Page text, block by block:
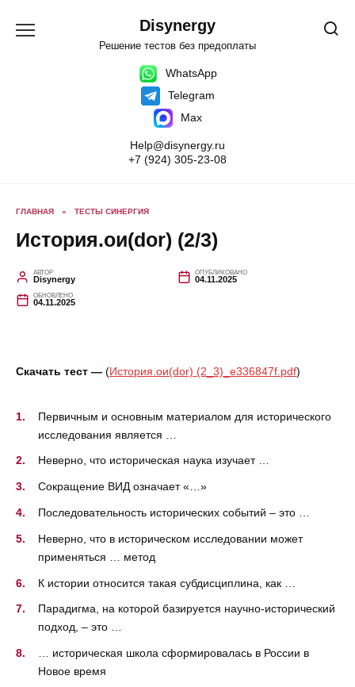
содержанию
Disynergy
Решение тестов без предоплаты
WhatsApp
Telegram
Max
Help@disynergy.ru
+7 (924) 305-23-08
ГЛАВНАЯ » ТЕСТЫ СИНЕРГИЯ
История.ои(dor) (2/3)
АВТОР
Disynergy
ОПУБЛИКОВАНО
04.11.2025
ОБНОВЛЕНО
04.11.2025
Скачать тест — (История.ои(dor) (2_3)_e336847f.pdf)
Первичным и основным материалом для исторического
исследования является …
Неверно, что историческая наука изучает …
Сокращение ВИД означает «…»
Последовательность исторических событий – это …
Неверно, что в историческом исследовании может
применяться … метод
К истории относится такая субдисциплина, как …
Парадигма, на которой базируется научно-исторический
подход, – это …
… историческая школа сформировалась в России в
Новое время